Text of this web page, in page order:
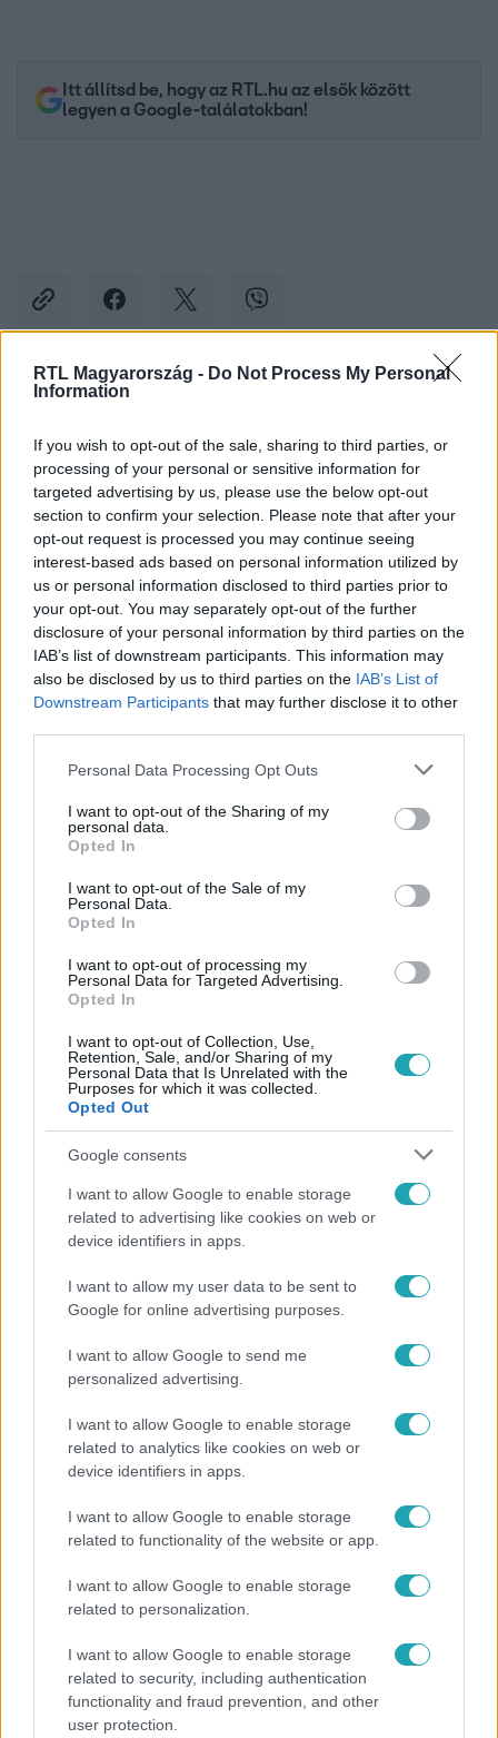
RTL Magyarország - Do Not Process My Personal
Information
If you wish to opt-out of the sale, sharing to third parties, or
processing of your personal or sensitive information for
targeted advertising by us, please use the below opt-out
section to confirm your selection. Please note that after your
opt-out request is processed you may continue seeing
interest-based ads based on personal information utilized by
us or personal information disclosed to third parties prior to
your opt-out. You may separately opt-out of the further
disclosure of your personal information by third parties on the
IAB’s list of downstream participants. This information may
also be disclosed by us to third parties on the IAB’s List of
Downstream Participants that may further disclose it to other
Please note that this website/app uses one or more Google
not limited to your visit or usage behaviour. You may click to
grant or deny consent to Google and its third-party tags to
use your data for below specified purposes in below Google
consent section.
Personal Data Processing Opt Outs
I want to opt-out of the Sharing of my
personal data.
Opted In
I want to opt-out of the Sale of my
Personal Data.
Opted In
I want to opt-out of processing my
Personal Data for Targeted Advertising.
Opted In
I want to opt-out of Collection, Use,
Retention, Sale, and/or Sharing of my
Personal Data that Is Unrelated with the
Purposes for which it was collected.
Opted Out
Google consents
I want to allow Google to enable storage
related to advertising like cookies on web or
device identifiers in apps.
I want to allow my user data to be sent to
Google for online advertising purposes.
I want to allow Google to send me
personalized advertising.
I want to allow Google to enable storage
related to analytics like cookies on web or
device identifiers in apps.
I want to allow Google to enable storage
related to functionality of the website or app.
I want to allow Google to enable storage
related to personalization.
I want to allow Google to enable storage
related to security, including authentication
functionality and fraud prevention, and other
user protection.
Itt állítsd be, hogy az RTL.hu az elsők között
legyen a Google-találatokban!
Kövess minket, és értesülj a friss hírekről a
Követem
#GAZDASÁG # SZTRÁJK #AUTOLIV
#VASAS SZAKSZERVEZET #BÉREMELÉS
Népszerű
Nagyvilág
A világ legidősebb asszonya dohányzott és bort
Nem Bécs lett az első: ezekben a városokban a